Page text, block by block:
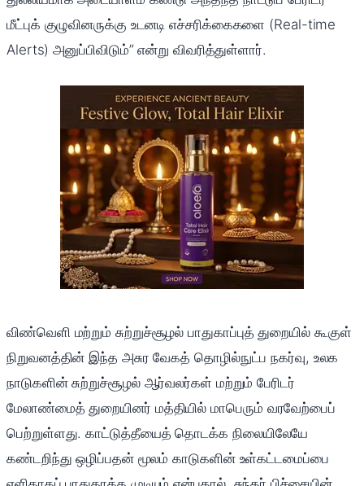
மீட்புக் குழுவினருக்கு உடனடி எச்சரிக்கைகளை (Real-time
Alerts) அனுப்பிவிடும்” என்று விவரித்துள்ளார்.
விண்வெளி மற்றும் சுற்றுச்சூழல் பாதுகாப்புத் துறையில் கூகுள்
நிறுவனத்தின் இந்த அசுர வேகத் தொழில்நுட்ப நகர்வு, உலக
நாடுகளின் சுற்றுச்சூழல் ஆர்வலர்கள் மற்றும் பேரிடர்
மேலாண்மைத் துறையினர் மத்தியில் மாபெரும் வரவேற்பைப்
பெற்றுள்ளது. காட்டுத்தீயைத் தொடக்க நிலையிலேயே
கண்டறிந்து ஒழிப்பதன் மூலம் காடுகளின் உள்கட்டமைப்பை